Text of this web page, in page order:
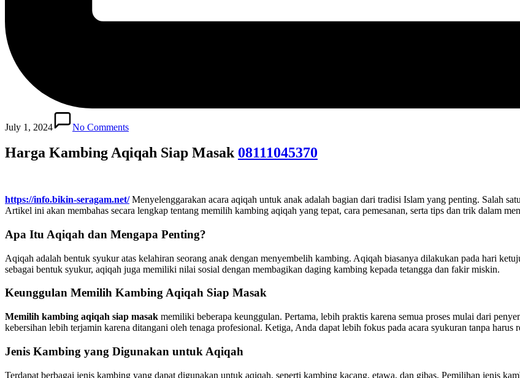
July 1, 2024 No Comments
Harga Kambing Aqiqah Siap Masak 08111045370
https://info.bikin-seragam.net/Menyelenggarakan acara aqiqah untuk anak adalah bagian dari tradisi Islam yang penting. Salah
Artikel ini akan membahas secara lengkap tentang memilih kambing aqiqah yang tepat, cara pemesanan, serta tips dan trik dalam
Apa Itu Aqiqah dan Mengapa Penting?
Aqiqah adalah bentuk syukur atas kelahiran seorang anak dengan menyembelih kambing. Aqiqah biasanya dilakukan pada hari
sebagai bentuk syukur, aqiqah juga memiliki nilai sosial dengan membagikan daging kambing kepada tetangga dan fakir miskin.
Keunggulan Memilih Kambing Aqiqah Siap Masak
Memilih kambing aqiqah siap masak memiliki beberapa keunggulan. Pertama, lebih praktis karena semua proses mulai dari
kebersihan lebih terjamin karena ditangani oleh tenaga profesional. Ketiga, Anda dapat lebih fokus pada acara syukuran tanpa harus
Jenis Kambing yang Digunakan untuk Aqiqah
Terdapat berbagai jenis kambing yang dapat digunakan untuk aqiqah, seperti kambing kacang, etawa, dan gibas. Pemilihan jenis